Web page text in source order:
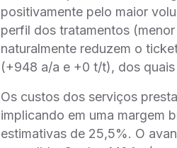
positivamente pelo maior
perfil dos tratamentos
naturalmente reduzem o
(+948 a/a e +0 t/t), dos
Os custos dos serviços
implicando em uma margem
estimativas de 25,5%. O